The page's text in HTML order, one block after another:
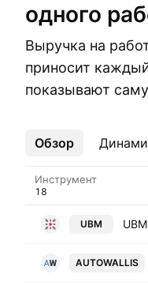
одного
Выручка на
приносит
показывают
Обзор
Ещё
Инструмент
UBM
AUTOWALLIS